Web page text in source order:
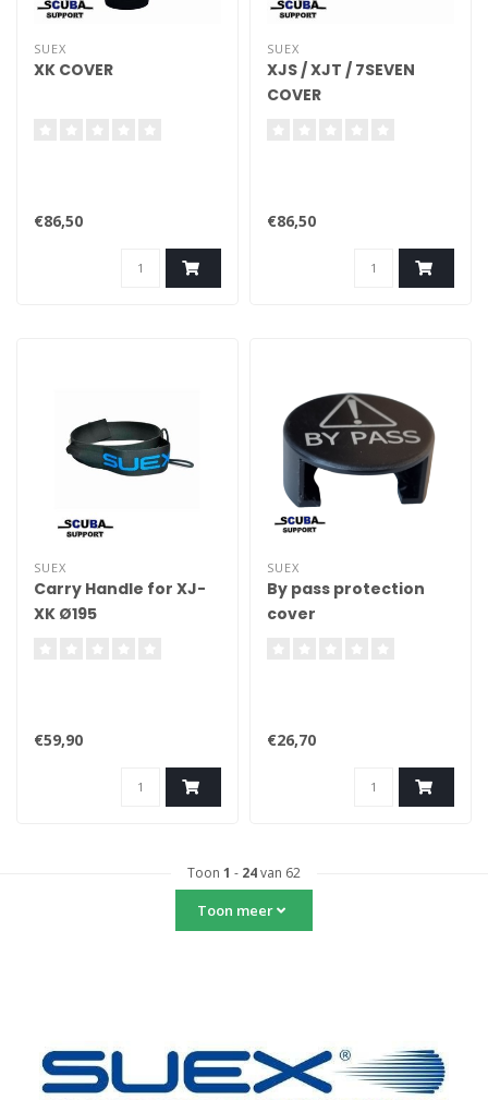
SUEX
XK COVER
€86,50
SUEX
XJS / XJT / 7SEVEN
COVER
€86,50
SUEX
Carry Handle for XJ-
XK Ø195
€59,90
SUEX
By pass protection
cover
€26,70
Toon 1 - 24van 62
Toon meer